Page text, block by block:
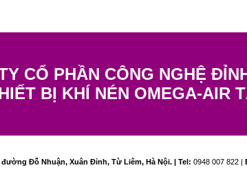
CỔ PHẦN CÔNG NGHỆ
BỊ KHÍ NÉN OMEGA-AIR
đường Đỗ Nhuận, Xuân Đỉnh, Từ Liêm, Hà Nội. | Tel: 0948 007 822 |